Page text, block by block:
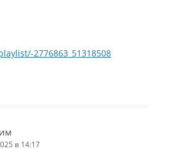
2776863_51318508
в 14:17